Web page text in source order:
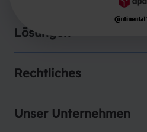
Lösungen
Rechtliches
Unser Unternehmen